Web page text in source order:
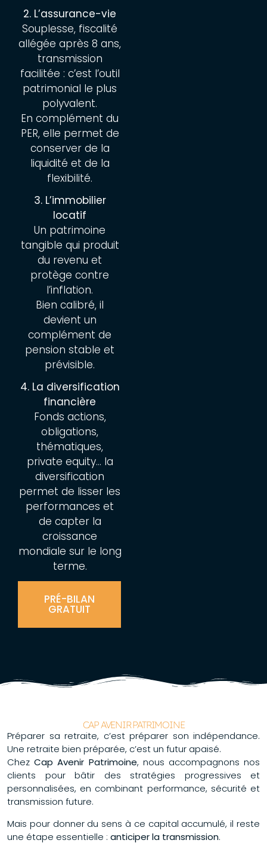
2. L’assurance-vie
Souplesse, fiscalité
allégée après 8 ans,
transmission
facilitée : c’est l’outil
patrimonial le plus
polyvalent.
En complément du
PER, elle permet de
conserver de la
liquidité et de la
flexibilité.
3. L’immobilier
locatif
Un patrimoine
tangible qui produit
du revenu et
protège contre
l’inflation.
Bien calibré, il
devient un
complément de
pension stable et
prévisible.
4. La diversification
financière
Fonds actions,
obligations,
thématiques,
private equity… la
diversification
permet de lisser les
performances et
de capter la
croissance
mondiale sur le long
terme.
PRÉ-BILAN
GRATUIT
CAP AVENIR PATRIMOINE
Préparer sa retraite, c’est préparer son indépendance.
Une retraite bien préparée, c’est un futur apaisé.
ChezCap Avenir Patrimoine, nous accompagnons nos
clients pour bâtir des stratégies progressives et
personnalisées, en combinant performance, sécurité et
transmission future.
Mais pour donner du sens à ce capital accumulé, il reste
une étape essentielle : anticiper la transmission.